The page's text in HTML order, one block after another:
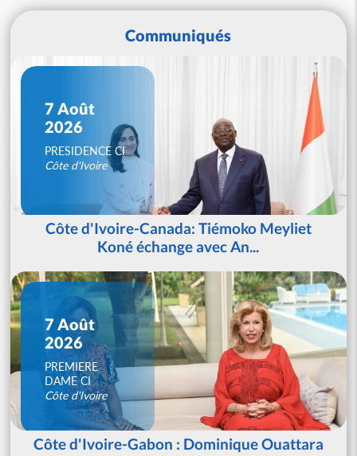
Communiqués
7 Août
2026
PRESIDENCE CI
Côte d'Ivoire
Côte d'Ivoire-Canada: Tiémoko Meyliet
Koné échange avec An...
7 Août
2026
PREMIERE
DAME CI
Côte d'Ivoire
Côte d'Ivoire-Gabon : Dominique Ouattara